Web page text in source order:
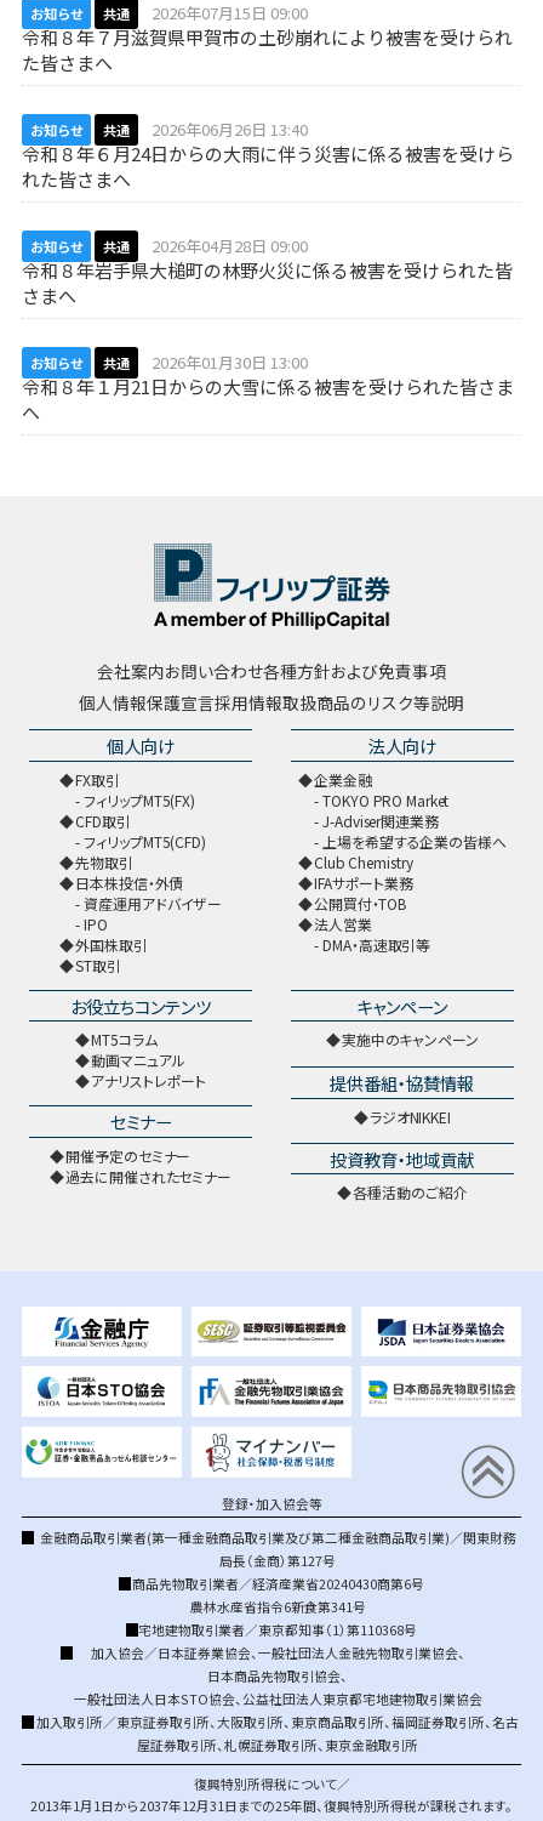
お知らせ 共通 2026年07月15日 09:00
令和８年７月滋賀県甲賀市の土砂崩れにより被害を受けられ
た皆さまへ
お知らせ 共通 2026年06月26日 13:40
令和８年６月24日からの大雨に伴う災害に係る被害を受けら
れた皆さまへ
お知らせ 共通 2026年04月28日 09:00
令和８年岩手県大槌町の林野火災に係る被害を受けられた皆
さまへ
お知らせ 共通 2026年01月30日 13:00
令和８年１月21日からの大雪に係る被害を受けられた皆さま
へ
会社案内お問い合わせ各種方針および免責事項
個人情報保護宣言採用情報取扱商品のリスク等説明
個人向け
FX取引
フィリップMT5(FX)
CFD取引
フィリップMT5(CFD)
先物取引
日本株投信・外債
資産運用アドバイザー
IPO
外国株取引
ST取引
法人向け
企業金融
TOKYO PRO Market
J-Adviser関連業務
上場を希望する企業の皆様へ
Club Chemistry
IFAサポート業務
公開買付・TOB
法人営業
DMA・高速取引等
お役立ちコンテンツ
MT5コラム
動画マニュアル
アナリストレポート
セミナー
開催予定のセミナー
過去に開催されたセミナー
キャンペーン
実施中のキャンペーン
提供番組・協賛情報
ラジオNIKKEI
投資教育・地域貢献
各種活動のご紹介
登録・加入協会等
金融商品取引業者(第一種金融商品取引業及び第二種金融商品取引業)／関東財務
局長（金商）第127号
商品先物取引業者／経済産業省20240430商第6号
農林水産省指令6新食第341号
宅地建物取引業者／東京都知事（1）第110368号
加入協会／日本証券業協会、 一般社団法人金融先物取引業協会、
日本商品先物取引協会、
一般社団法人日本STO協会、 公益社団法人東京都宅地建物取引業協会
加入取引所／東京証券取引所、大阪取引所、 東京商品取引所、福岡証券取引所、名古
屋証券取引所、札幌証券取引所、 東京金融取引所
復興特別所得税について／
2013年1月1日から2037年12月31日までの25年間、復興特別所得税が課税されます。